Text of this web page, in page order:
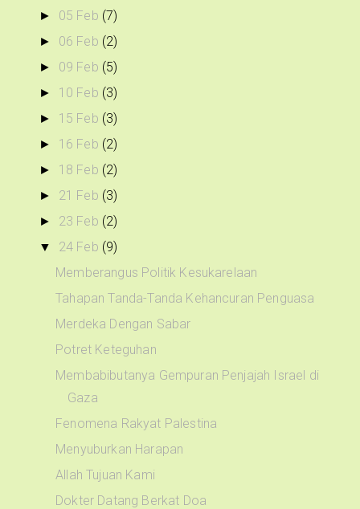
► 05 Feb (7)
► 06 Feb (2)
► 09 Feb (5)
► 10 Feb (3)
► 15 Feb (3)
► 16 Feb (2)
► 18 Feb (2)
► 21 Feb (3)
► 23 Feb (2)
▼ 24 Feb (9)
Memberangus Politik Kesukarelaan
Tahapan Tanda-Tanda Kehancuran Penguasa
Merdeka Dengan Sabar
Potret Keteguhan
Membabibutanya Gempuran Penjajah Israel di
Gaza
Fenomena Rakyat Palestina
Menyuburkan Harapan
Allah Tujuan Kami
Dokter Datang Berkat Doa